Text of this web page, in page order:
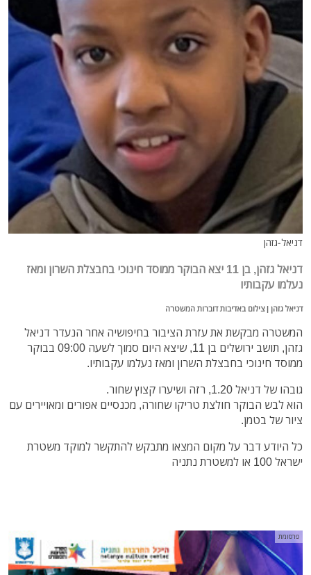
דניאל-גזהן
דניאל גזהן, בן 11 יצא הבוקר ממוסד חינוכי בחבצלת השרון ומאז
נעלמו עקבותיו
דניאל גזהן | צילום באדיבות דוברות המשטרה
המשטרה מבקשת את עזרת הציבור בחיפושיה אחר הנעדר דניאל
גזהן, תושב ירושלים בן 11, שיצא היום סמוך לשעה 09:00 בבוקר
ממוסד חינוכי בחבצלת השרון ומאז נעלמו עקבותיו.
גובהו של דניאל 1.20, רזה ושיערו קצוץ שחור.
הוא לבש הבוקר חולצת טריקו שחורה, מכנסיים אפורים ומאויירים עם
ציור של בטמן.
כל היודע דבר על מקום המצאו מתבקש להתקשר למוקד משטרת
ישראל 100 או למשטרת נתניה
פרסומת